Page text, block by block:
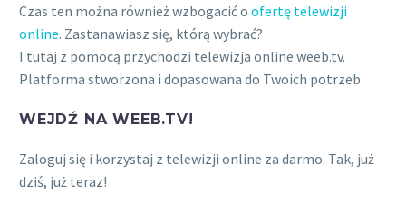
Czas ten można również wzbogacić o ofertę telewizji
online. Zastanawiasz się, którą wybrać?
I tutaj z pomocą przychodzi telewizja online weeb.tv.
Platforma stworzona i dopasowana do Twoich potrzeb.
WEJDŹ NA WEEB.TV!
Zaloguj się i korzystaj z telewizji online za darmo. Tak, już
dziś, już teraz!